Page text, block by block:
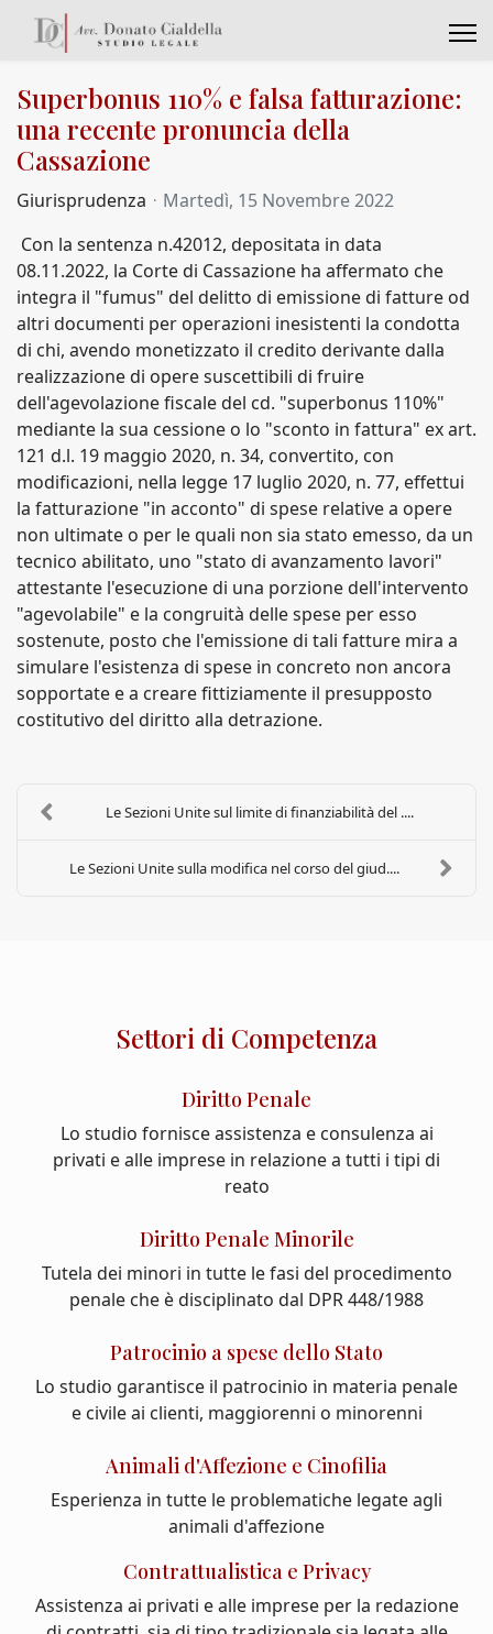
Superbonus 110% e falsa fatturazione:
una recente pronuncia della
Cassazione
Giurisprudenza
Martedì, 15 Novembre 2022
Con la sentenza n.42012, depositata in data
08.11.2022, la Corte di Cassazione ha affermato che
integra il "fumus" del delitto di emissione di fatture od
altri documenti per operazioni inesistenti la condotta
di chi, avendo monetizzato il credito derivante dalla
realizzazione di opere suscettibili di fruire
dell'agevolazione fiscale del cd. "superbonus 110%"
mediante la sua cessione o lo "sconto in fattura" ex art.
121 d.l. 19 maggio 2020, n. 34, convertito, con
modificazioni, nella legge 17 luglio 2020, n. 77, effettui
la fatturazione "in acconto" di spese relative a opere
non ultimate o per le quali non sia stato emesso, da un
tecnico abilitato, uno "stato di avanzamento lavori"
attestante l'esecuzione di una porzione dell'intervento
"agevolabile" e la congruità delle spese per esso
sostenute, posto che l'emissione di tali fatture mira a
simulare l'esistenza di spese in concreto non ancora
sopportate e a creare fittiziamente il presupposto
costitutivo del diritto alla detrazione.
Le Sezioni Unite sul limite di finanziabilità del ....
Le Sezioni Unite sulla modifica nel corso del giud....
Settori di Competenza
Diritto Penale
Lo studio fornisce assistenza e consulenza ai
privati e alle imprese in relazione a tutti i tipi di
reato
Diritto Penale Minorile
Tutela dei minori in tutte le fasi del procedimento
penale che è disciplinato dal DPR 448/1988
Patrocinio a spese dello Stato
Lo studio garantisce il patrocinio in materia penale
e civile ai clienti, maggiorenni o minorenni
Animali d'Affezione e Cinofilia
Esperienza in tutte le problematiche legate agli
animali d'affezione
Contrattualistica e Privacy
Assistenza ai privati e alle imprese per la redazione